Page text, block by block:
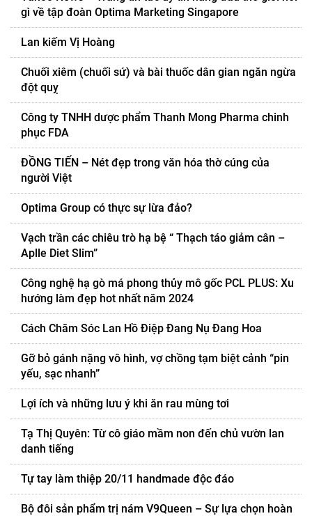
gì về tập đoàn Optima Marketing Singapore
Lan kiếm Vị Hoàng
Chuối xiêm (chuối sứ) và bài thuốc dân gian ngăn ngừa
đột quỵ
Công ty TNHH dược phẩm Thanh Mong Pharma chinh
phục FDA
ĐỒNG TIẾN – Nét đẹp trong văn hóa thờ cúng của
người Việt
Optima Group có thực sự lừa đảo?
Vạch trần các chiêu trò hạ bệ “ Thạch táo giảm cân –
Aplle Diet Slim”
Công nghệ hạ gò má phong thủy mô gốc PCL PLUS: Xu
hướng làm đẹp hot nhất năm 2024
Cách Chăm Sóc Lan Hồ Điệp Đang Nụ Đang Hoa
Gỡ bỏ gánh nặng vô hình, vợ chồng tạm biệt cảnh “pin
yếu, sạc nhanh”
Lợi ích và những lưu ý khi ăn rau mùng tơi
Tạ Thị Quyên: Từ cô giáo mầm non đến chủ vườn lan
danh tiếng
Tự tay làm thiệp 20/11 handmade độc đáo
Bộ đôi sản phẩm trị nám V9Queen – Sự lựa chọn hoàn